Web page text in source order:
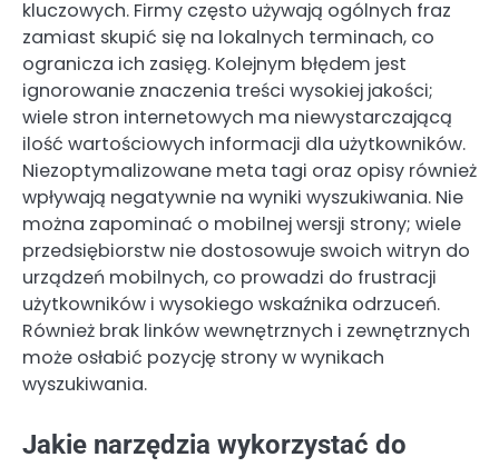
kluczowych. Firmy często używają ogólnych fraz
zamiast skupić się na lokalnych terminach, co
ogranicza ich zasięg. Kolejnym błędem jest
ignorowanie znaczenia treści wysokiej jakości;
wiele stron internetowych ma niewystarczającą
ilość wartościowych informacji dla użytkowników.
Niezoptymalizowane meta tagi oraz opisy również
wpływają negatywnie na wyniki wyszukiwania. Nie
można zapominać o mobilnej wersji strony; wiele
przedsiębiorstw nie dostosowuje swoich witryn do
urządzeń mobilnych, co prowadzi do frustracji
użytkowników i wysokiego wskaźnika odrzuceń.
Również brak linków wewnętrznych i zewnętrznych
może osłabić pozycję strony w wynikach
wyszukiwania.
Jakie narzędzia wykorzystać do